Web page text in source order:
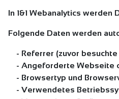
In 1&1 Webanalytics
Folgende Daten werden
- Referrer (zuvor besuchte
- Angeforderte Webseite
- Browsertyp und
- Verwendetes